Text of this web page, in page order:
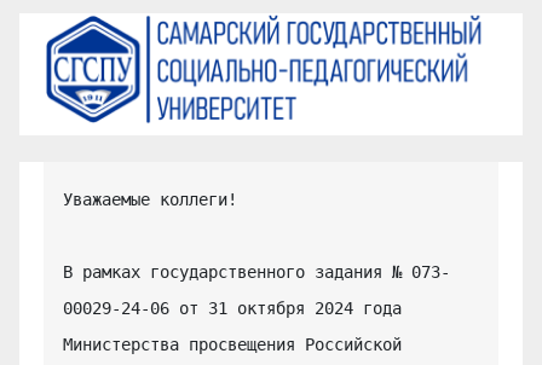
Уважаемые коллеги!
В рамках государственного задания № 073-
00029-24-06 от 31 октября 2024 года
Министерства просвещения Российской